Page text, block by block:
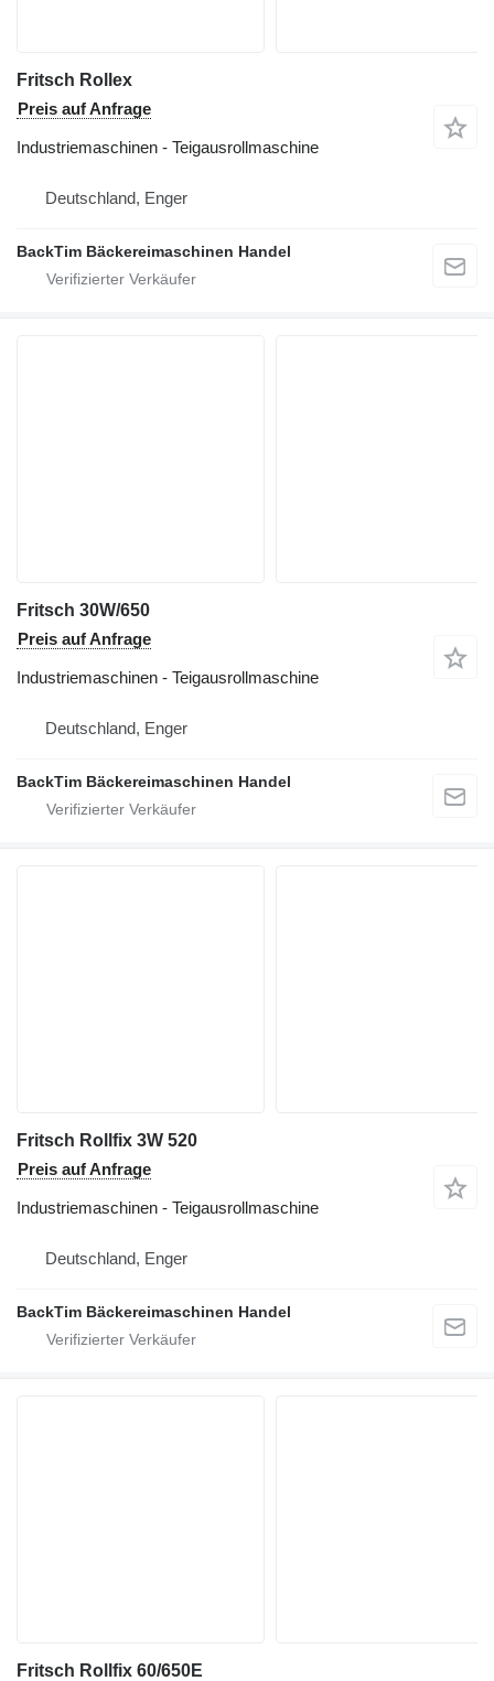
Fritsch Rollex
Preis auf Anfrage
Industriemaschinen - Teigausrollmaschine
Deutschland, Enger
BackTim Bäckereimaschinen Handel
Fritsch 30W/650
Preis auf Anfrage
Industriemaschinen - Teigausrollmaschine
Deutschland, Enger
BackTim Bäckereimaschinen Handel
Fritsch Rollfix 3W 520
Preis auf Anfrage
Industriemaschinen - Teigausrollmaschine
Deutschland, Enger
BackTim Bäckereimaschinen Handel
Fritsch Rollfix 60/650E